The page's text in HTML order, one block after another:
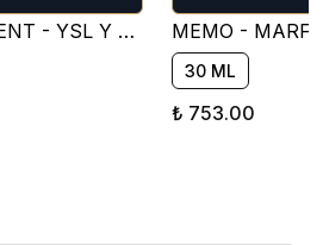
YVES SAİNT LAURENT - YSL Y FOR MEN PARFÜM ESANSI - OM401 ( FRESH )
30 ML
₺ 753.00